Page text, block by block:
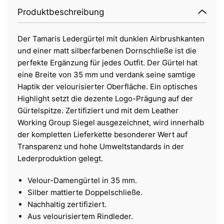
Produktbeschreibung
Der Tamaris Ledergürtel mit dunklen Airbrushkanten
und einer matt silberfarbenen Dornschließe ist die
perfekte Ergänzung für jedes Outfit. Der Gürtel hat
eine Breite von 35 mm und verdank seine samtige
Haptik der velourisierter Oberfläche. Ein optisches
Highlight setzt die dezente Logo-Prägung auf der
Gürtelspitze. Zertifiziert und mit dem Leather
Working Group Siegel ausgezeichnet, wird innerhalb
der kompletten Lieferkette besonderer Wert auf
Transparenz und hohe Umweltstandards in der
Lederproduktion gelegt.
Velour-Damengürtel in 35 mm.
Silber mattierte Doppelschließe.
Nachhaltig zertifiziert.
Aus velourisiertem Rindleder.